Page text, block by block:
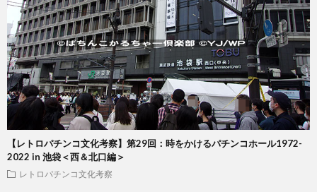
【レトロパチンコ文化考察】第29回：時をかけるパチンコホール1972-
2022 in 池袋＜西＆北口編＞
レトロパチンコ文化考察